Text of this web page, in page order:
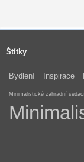
Štítky
Bydlení Inspirace
Minimalistické zahradní